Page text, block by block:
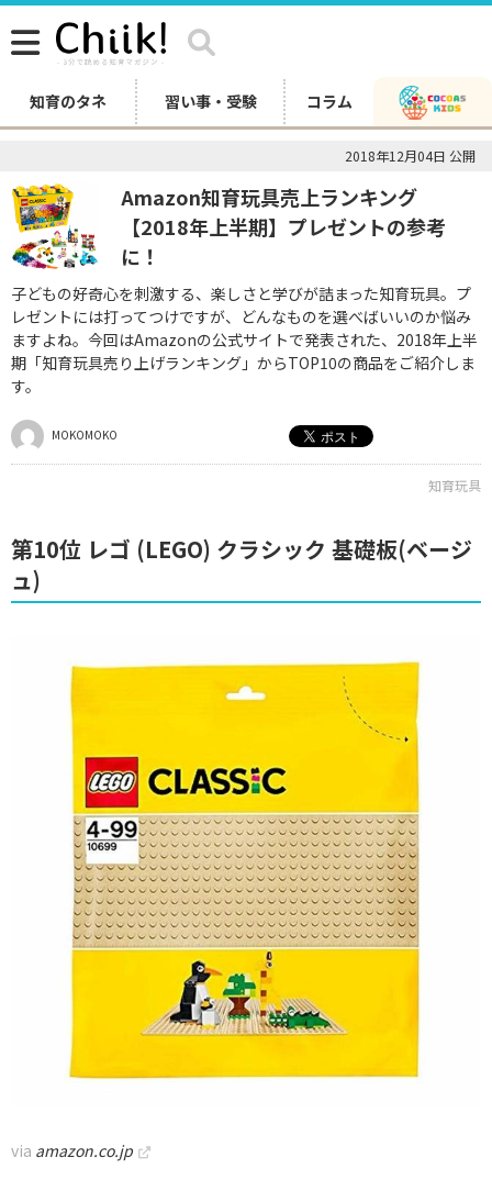
知育のタネ 習い事・受験 コラム
2018年12月04日 公開
Amazon知育玩具売上ランキング
【2018年上半期】プレゼントの参考
に！
子どもの好奇心を刺激する、楽しさと学びが詰まった知育玩具。プ
レゼントには打ってつけですが、どんなものを選べばいいのか悩み
ますよね。今回はAmazonの公式サイトで発表された、2018年上半
期「知育玩具売り上げランキング」からTOP10の商品をご紹介しま
す。
MOKOMOKO
知育玩具
第10位 レゴ (LEGO) クラシック 基礎板(ベージ
ュ)
via amazon.co.jp